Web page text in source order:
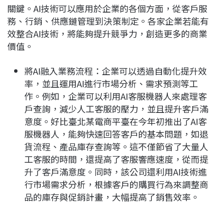
關鍵。AI技術可以應用於企業的各個方面，從客戶服
務、行銷、供應鏈管理到決策制定。各家企業若能有
效整合AI技術，將能夠提升競爭力，創造更多的商業
價值。
將AI融入業務流程：企業可以透過自動化提升效
率，並且運用AI進行市場分析、需求預測等工
作。例如，企業可以利用AI客服機器人來處理客
戶查詢，減少人工客服的壓力，並且提升客戶滿
意度。好比臺北某電商平臺在今年初推出了AI客
服機器人，能夠快速回答客戶的基本問題，如退
貨流程、產品庫存查詢等。這不僅節省了大量人
工客服的時間，還提高了客服響應速度，從而提
升了客戶滿意度。同時，該公司還利用AI技術進
行市場需求分析，根據客戶的購買行為來調整商
品的庫存與促銷計畫，大幅提高了銷售效率。